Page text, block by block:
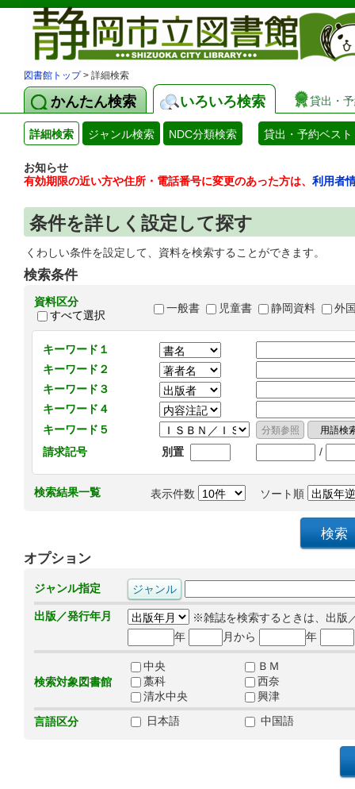
図書館トップ> 詳細検索
かんたん検索 いろいろ検索 貸出・
詳細検索 ジャンル検索 NDC分類検索 貸出・予約ベスト
お知らせ
有効期限の近い方や住所・電話番号に変更のあった方は、 利用者
条件を詳しく設定して探す
くわしい条件を設定して、資料を検索することができます。
検索条件
資料区分
すべて選択
一般書 児童書 静岡資料 外
キーワード１
キーワード２
キーワード３
キーワード４
キーワード５
請求記号
別置 /
検索結果一覧 表示件数 ソート順
オプション
ジャンル指定
出版／発行年月
※雑誌を検索するときは、出版
年
月から 年
検索対象図書館
中央
ＢＭ
藁科
西奈
清水中央
興津
言語区分
日本語 中国語